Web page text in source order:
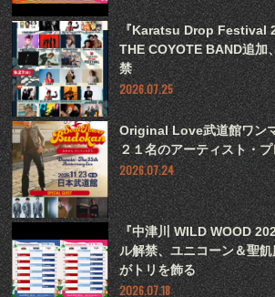
『Karatsu Drop Festival
THE COYOTE BAND追加
禁
2026.07.25
Original Love武道館ワン
２１名のアーティスト・
2026.07.24
『中津川 WILD WOOD
ル解禁、ユニコーン＆聖
がトリを飾る
2026.07.18